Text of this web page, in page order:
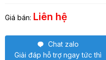
Giá bán: Liên hệ
Chat zalo
Giải đáp hỗ trợ ngay tức thì